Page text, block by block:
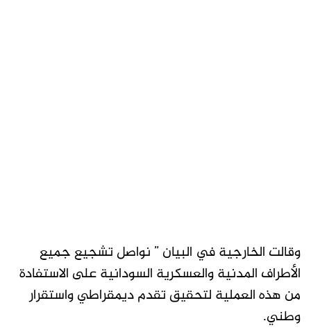
وقالت الخارجية في البيان ” نواصل تشجيع جميع
الأطراف المدنية والعسكرية السودانية على الاستفادة
من هذه العملية لتحقيق تقدم ديمقراطي واستقرار
وطني.